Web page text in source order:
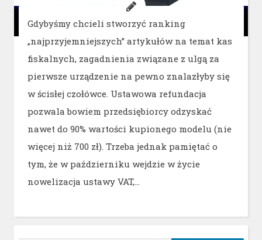
Gdybyśmy chcieli stworzyć ranking
„najprzyjemniejszych” artykułów na temat kas
fiskalnych, zagadnienia związane z ulgą za
pierwsze urządzenie na pewno znalazłyby się
w ścisłej czołówce. Ustawowa refundacja
pozwala bowiem przedsiębiorcy odzyskać
nawet do 90% wartości kupionego modelu (nie
więcej niż 700 zł). Trzeba jednak pamiętać o
tym, że w październiku wejdzie w życie
nowelizacja ustawy VAT,…